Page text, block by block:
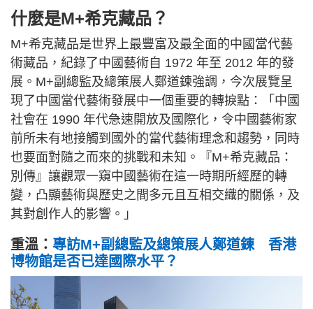
什麼是M+希克藏品？
M+希克藏品是世界上最豐富及最全面的中國當代藝
術藏品，紀錄了中國藝術自 1972 年至 2012 年的發
展。M+副總監及總策展人鄭道鍊強調，今次展覽呈
現了中國當代藝術發展中一個重要的轉捩點：「中國
社會在 1990 年代急速開放及國際化，令中國藝術家
前所未有地接觸到國外的當代藝術理念和趨勢，同時
也要面對隨之而來的挑戰和未知。『M+希克藏品：
別傳』讓觀眾一窺中國藝術在這一時期所經歷的轉
變，凸顯藝術與歷史之間多元且互相交織的關係，及
其對創作人的影響。」
重溫： 專訪M+副總監及總策展人鄭道鍊 香港
博物館是否已達國際水平？